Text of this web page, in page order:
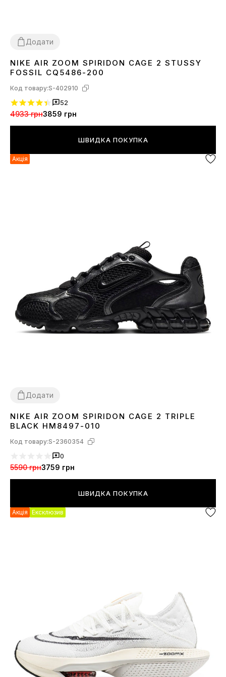
Додати
3637 38 39 4041424344 45
NIKE AIR ZOOM SPIRIDON CAGE 2 STUSSY
FOSSIL CQ5486-200
Код товару:S-402910
52
4933 грн3859 грн
ШВИДКА ПОКУПКА
Акція
Додати
44
NIKE AIR ZOOM SPIRIDON CAGE 2 TRIPLE
BLACK HM8497-010
Код товару:S-2360354
0
5590 грн3759 грн
ШВИДКА ПОКУПКА
Акція Ексклюзив